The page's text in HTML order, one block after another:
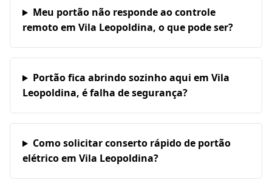
Meu portão não responde ao controle
remoto em Vila Leopoldina, o que pode ser?
Portão fica abrindo sozinho aqui em Vila
Leopoldina, é falha de segurança?
Como solicitar conserto rápido de portão
elétrico em Vila Leopoldina?